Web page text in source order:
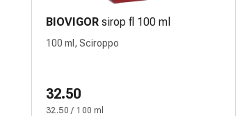
BIOVIGOR sirop fl 100 ml
100 ml, Sciroppo
32.50
32.50 / 100 ml